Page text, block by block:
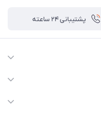
پشتیبانی ۲۴ ساعته